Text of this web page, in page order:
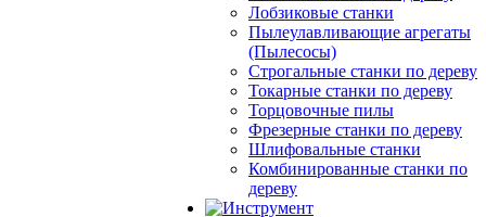
Лобзиковые станки
Пылеулавливающие агрегаты
(Пылесосы)
Строгальные станки по дереву
Токарные станки по дереву
Торцовочные пилы
Фрезерные станки по дереву
Шлифовальные станки
Комбинированные станки по
дереву